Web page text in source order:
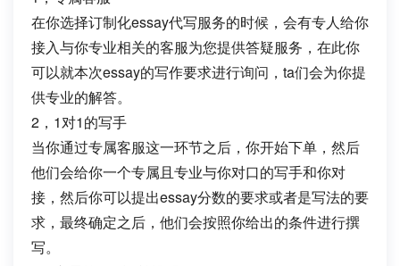
在你选择订制化essay代写服务的时候，会有专人给你
接入与你专业相关的客服为您提供答疑服务，在此你
可以就本次essay的写作要求进行询问，ta们会为你提
供专业的解答。
2，1对1的写手
当你通过专属客服这一环节之后，你开始下单，然后
他们会给你一个专属且专业与你对口的写手和你对
接，然后你可以提出essay分数的要求或者是写法的要
求，最终确定之后，他们会按照你给出的条件进行撰
写。